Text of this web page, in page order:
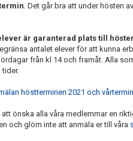
. Det går bra att under hösten
är garanterad plats till
antalet elever för att kunna
från kl 14 och framåt. Alla
tider.
höstterminen 2021 och
önska alla våra medlemmar en
och glöm inte att anmäla er till våra